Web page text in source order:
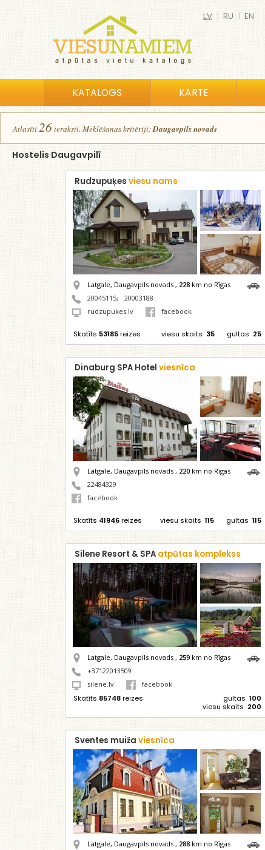
LV | RU | EN
KATALOGS KARTE
Atlasīti26ieraksti. Meklēšanas kritēriji:Daugavpils novads
Hostelis Daugavpilī
Rudzupuķes viesu nams
Latgale, Daugavpils novads , 228km no Rīgas
20045115;
20003188
rudzupukes.lv
facebook
Skatīts 53185reizes gultas 25
viesu skaits 35
Dinaburg SPA Hotel viesnīca
Latgale, Daugavpils novads , 220km no Rīgas
22484329
facebook
Skatīts 41946reizes gultas 115
viesu skaits 115
Silene Resort & SPA atpūtas komplekss
Latgale, Daugavpils novads , 259km no Rīgas
+37122013509
silene.lv
facebook
Skatīts 85748reizes gultas 100
viesu skaits 200
Sventes muiža viesnīca
Latgale, Daugavpils novads , 288km no Rīgas